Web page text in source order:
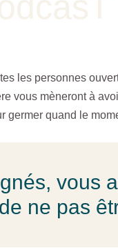
les personnes
vous mèneront à
germer quand le
vous
ne pas